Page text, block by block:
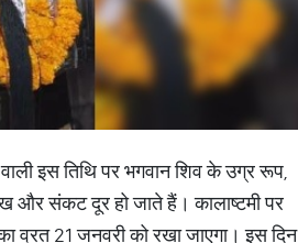
इस तिथि पर भगवान शिव के उग्र रूप,
और संकट दूर हो जाते हैं। कालाष्टमी पर
व्रत 21 जनवरी को रखा जाएगा। इस दिन